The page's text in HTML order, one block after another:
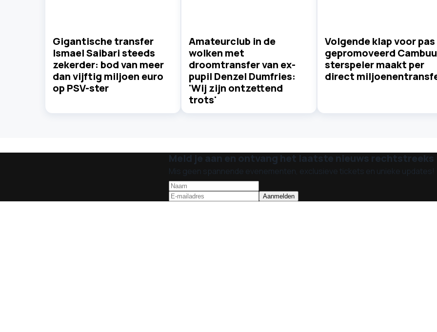
Gigantische transfer
Ismael Saibari steeds
zekerder: bod van meer
dan vijftig miljoen euro
op PSV-ster
Amateurclub in de
wolken met
droomtransfer van ex-
pupil Denzel Dumfries:
'Wij zijn ontzettend
trots'
Volgende klap voor pas
gepromoveerd
sterspeler maakt per
direct
Meld je aan en ontvang het laatste nieuws rechtstreeks
Mis geen spannende evenementen, exclusieve tickets en unieke updates!